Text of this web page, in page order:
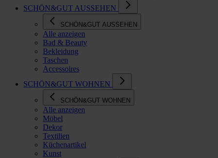
SCHÖN&GUT AUSSEHEN
SCHÖN&GUT AUSSEHEN
Alle anzeigen
Bad & Beauty
Bekleidung
Taschen
Accessoires
SCHÖN&GUT WOHNEN
SCHÖN&GUT WOHNEN
Alle anzeigen
Möbel
Dekor
Textilien
Küchenartikel
Kunst